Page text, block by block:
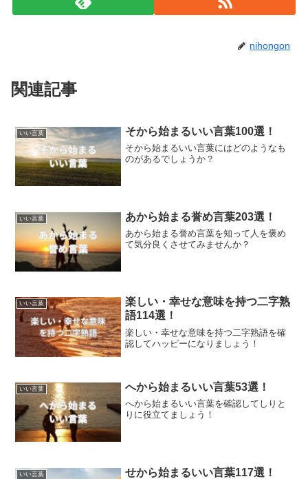
nihongon
関連記事
いい言葉 そから始まるいい言葉100選！
そから始まるいい言葉にはどのようなも
のがあるでしょうか？
いい言葉 あから始まる誉め言葉203選！
あから始まる誉め言葉を知って人を褒め
て気分良くさせてみませんか？
いい言葉
楽しい・幸せな意味を持つ二字熟
語114選！
楽しい・幸せな意味を持つ二字熟語を確
認してハッピーになりましょう！
いい言葉 へから始まるいい言葉53選！
へから始まるいい言葉を確認してしりと
りに役立てましょう！
いい言葉 せから始まるいい言葉117選！